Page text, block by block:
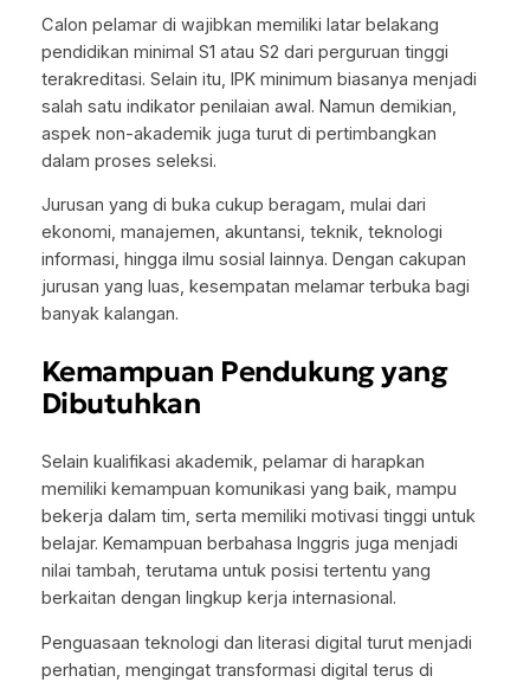
Calon pelamar di wajibkan memiliki latar belakang
pendidikan minimal S1 atau S2 dari perguruan tinggi
terakreditasi. Selain itu, IPK minimum biasanya menjadi
salah satu indikator penilaian awal. Namun demikian,
aspek non-akademik juga turut di pertimbangkan
dalam proses seleksi.
Jurusan yang di buka cukup beragam, mulai dari
ekonomi, manajemen, akuntansi, teknik, teknologi
informasi, hingga ilmu sosial lainnya. Dengan cakupan
jurusan yang luas, kesempatan melamar terbuka bagi
banyak kalangan.
Kemampuan Pendukung yang
Dibutuhkan
Selain kualifikasi akademik, pelamar di harapkan
memiliki kemampuan komunikasi yang baik, mampu
bekerja dalam tim, serta memiliki motivasi tinggi untuk
belajar. Kemampuan berbahasa Inggris juga menjadi
nilai tambah, terutama untuk posisi tertentu yang
berkaitan dengan lingkup kerja internasional.
Penguasaan teknologi dan literasi digital turut menjadi
perhatian, mengingat transformasi digital terus di